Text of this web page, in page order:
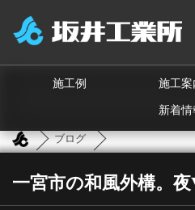
施工例 施工案
新着情
ブログ
一宮市の和風外構。夜